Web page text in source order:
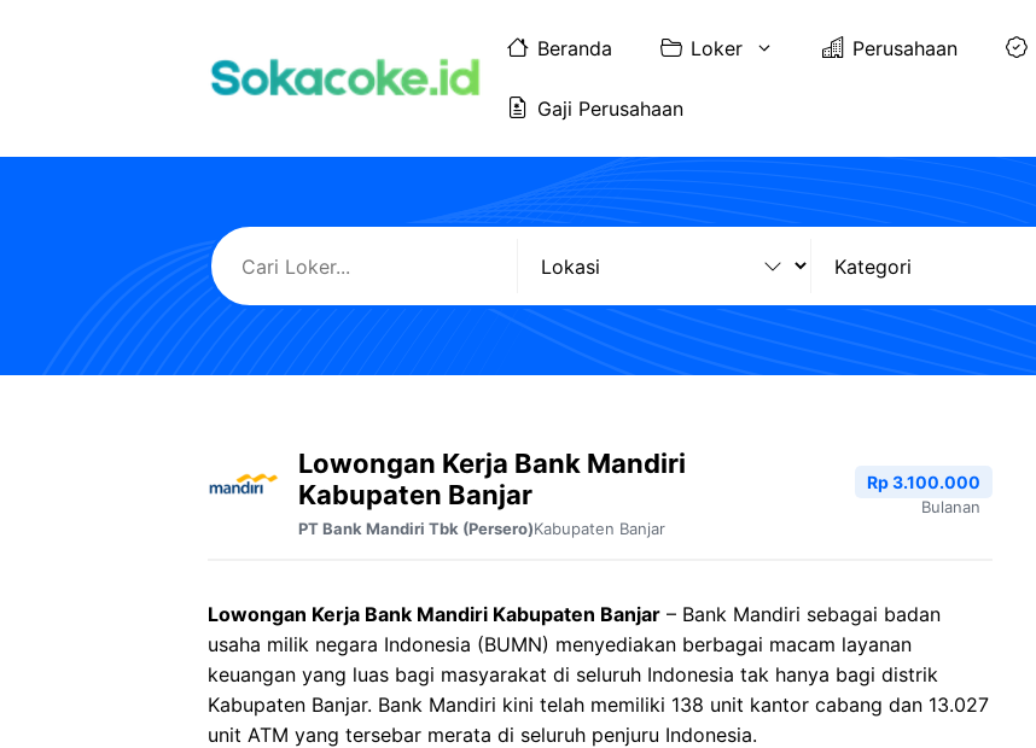
Beranda Loker Perusahaan
Gaji Perusahaan
Lowongan Kerja Bank Mandiri
Kabupaten Banjar
PT Bank Mandiri Tbk (Persero)Kabupaten Banjar
Rp 3.100.000
Bulanan
Lowongan Kerja Bank Mandiri Kabupaten Banjar – Bank Mandiri sebagai badan
usaha milik negara Indonesia (BUMN) menyediakan berbagai macam layanan
keuangan yang luas bagi masyarakat di seluruh Indonesia tak hanya bagi distrik
Kabupaten Banjar. Bank Mandiri kini telah memiliki 138 unit kantor cabang dan 13.027
unit ATM yang tersebar merata di seluruh penjuru Indonesia.